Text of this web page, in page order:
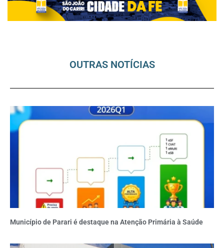
OUTRAS NOTÍCIAS
Município de Parari é destaque na Atenção Primária à Saúde